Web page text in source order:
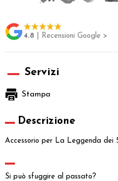
4.8 | Recensioni Google >
Servizi
Stampa
Descrizione
Accessorio per La Leggenda dei
Si può sfuggire al passato?